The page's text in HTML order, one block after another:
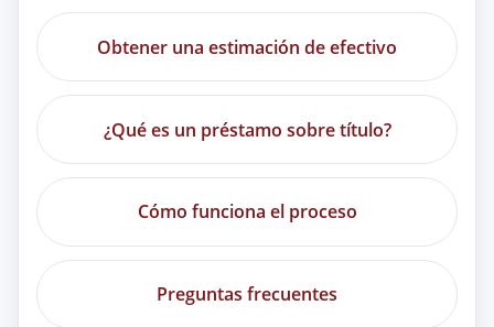
Obtener una estimación de efectivo
¿Qué es un préstamo sobre título?
Cómo funciona el proceso
Preguntas frecuentes